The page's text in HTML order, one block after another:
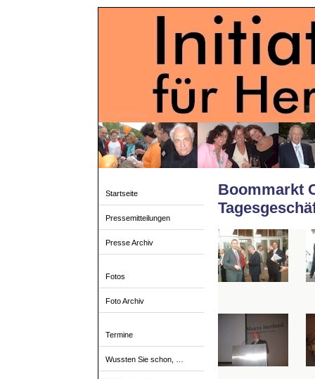
Startseite
Pressemitteilungen
Presse Archiv
Fotos
Foto Archiv
Termine
Wussten Sie schon, …
Boommarkt